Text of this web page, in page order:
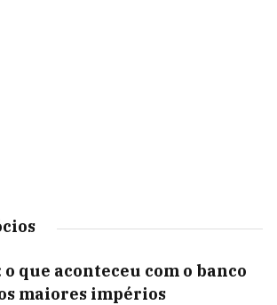
que aconteceu com o banco
maiores impérios